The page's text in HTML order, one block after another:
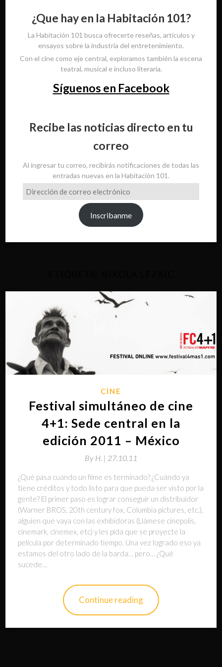
¿Que hay en la Habitación 101?
La Habitación 101 busca ofrecerte reseñas, artículos y
ensayos sobre la industria del entretenimiento.
Con el cine como eje central, exploramos también la escena
teatral, musical e incluso literaria.
Síguenos en Facebook
Recibe las noticias directo en tu
correo
Al ingresar tu correo, recibirás notificaciones de todas las
entradas nuevas en la Habitación 101.
Dirección
de
Inscribanme
CINE
Festival simultáneo de cine
4+1: Sede central en la
edición 2011 – México
By H. | 27.10.11
¿Qué pasa cuando un filme es terminado? ¿Cuándo ya
tiene créditos y todo listo para que pueda ser visto por la
gente? El primer paso es lograr conseguir un distribuidor
(Warner BROS, 20th century fox, Columbia pictures, etc.),
alguien que vaya con las exhibidoras (Llámese cinepolis,
cinemark, cinemex, etc) y les pida que se proyecte la
película por determinado tiempo. Una vez logrado eso ya
estamos del otro lado de la barda… pero… ¿Qué
sucede…
Continue reading